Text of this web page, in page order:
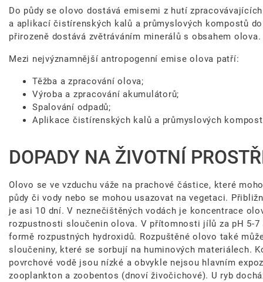
Do půdy se olovo dostává emisemi z hutí
a aplikací čistírenských kalů a průmyslových kompostů
přirozeně dostává zvětráváním minerálů s obsahem olova.
Mezi nejvýznamnější antropogenní emise olova patří:
Těžba a zpracování olova;
Výroba a zpracování akumulátorů;
Spalování odpadů;
Aplikace čistírenských kalů a průmyslových
DOPADY NA ŽIVOTNÍ
Olovo se ve vzduchu váže na prachové částice, které
půdy či vody nebo se mohou usazovat na vegetaci.
je asi 10 dní. V neznečištěných vodách je koncentrace
rozpustnosti sloučenin olova. V přítomnosti jílů za pH 5-
formě rozpustných hydroxidů. Rozpuštěné olovo také
sloučeniny, které se sorbují na huminových materiálech.
povrchové vodě jsou nízké a obvykle nejsou hlavním
zooplankton a zoobentos (dnoví živočichové). U ryb